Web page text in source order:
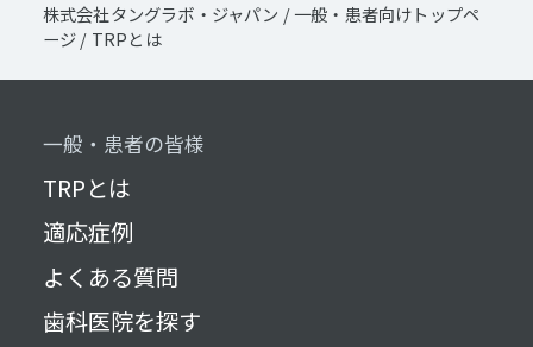
株式会社タングラボ・ジャパン /一般・患者向けトップペ
ージ/ TRPとは
一般・患者の皆様
TRPとは
適応症例
よくある質問
歯科医院を探す